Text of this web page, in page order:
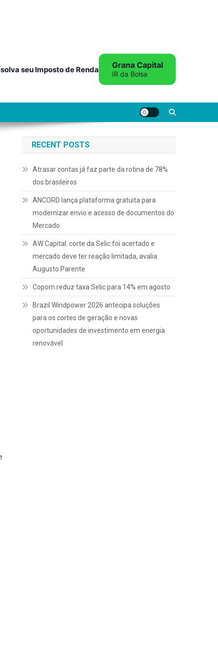
seu Imposto de Renda Grana Capital
IR da Bolsa
RECENT POSTS
Atrasar contas já faz parte da rotina de 78%
dos brasileiros
ANCORD lança plataforma gratuita para
modernizar envio e acesso de documentos do
Mercado
AW Capital: corte da Selic foi acertado e
mercado deve ter reação limitada, avalia
Augusto Parente
Copom reduz taxa Selic para 14% em agosto
Brazil Windpower 2026 antecipa soluções
para os cortes de geração e novas
oportunidades de investimento em energia
renovável